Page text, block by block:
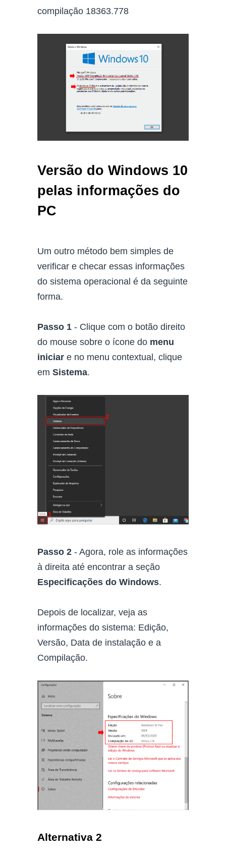
compilação 18363.778
Versão do Windows 10
pelas informações do
PC
Um outro método bem simples de
verificar e checar essas informações
do sistema operacional é da seguinte
forma.
Passo 1 - Clique com o botão direito
do mouse sobre o ícone do menu
iniciar e no menu contextual, clique
em Sistema.
Passo 2 - Agora, role as informações
à direita até encontrar a seção
Especificações do Windows.
Depois de localizar, veja as
informações do sistema: Edição,
Versão, Data de instalação e a
Compilação.
Alternativa 2